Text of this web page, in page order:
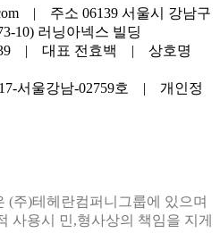
| 주소 06139 서울시 강남구
10) 러닝아넥스 빌딩
| 대표 전효백 | 상호명
서울강남-02759호 | 개인정
(주)테헤란컴퍼니그룹에 있으며
사용시 민,형사상의 책임을 지게